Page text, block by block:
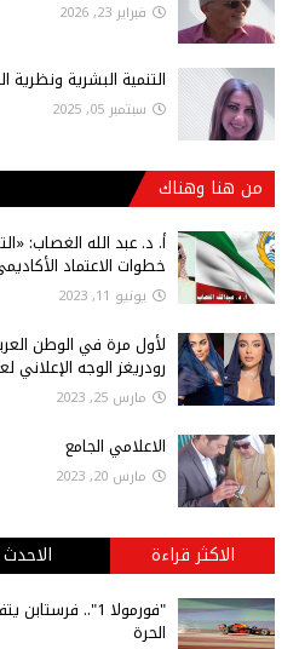
فبراير 23, 2026
التنمية البشرية ونظرية
سبتمبر 05, 2025
من هنا وهناك
أ‌. د. عبد الله الغصاب:
خطوات الاعتماد
يونيو 11, 2023
لأول مرة في الوطن
رودريغز الوجه الإعلاني
مارس 25, 2023
الاعلامي الجامع
مارس 20, 2023
الاكثر قراءة الاحدث
"فورمولا 1"..
الحرة